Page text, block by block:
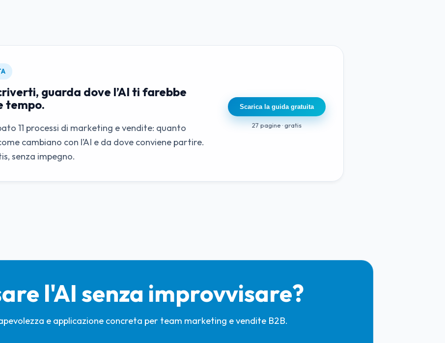
guarda dove l’AI ti farebbe
tempo.
11 processi di marketing e vendite: quanto
cambiano con l’AI e da dove conviene partire.
senza impegno.
Scarica la guida gratuita
27 pagine · gratis
l'AI senza improvvisare?
e applicazione concreta per team marketing e vendite B2B.